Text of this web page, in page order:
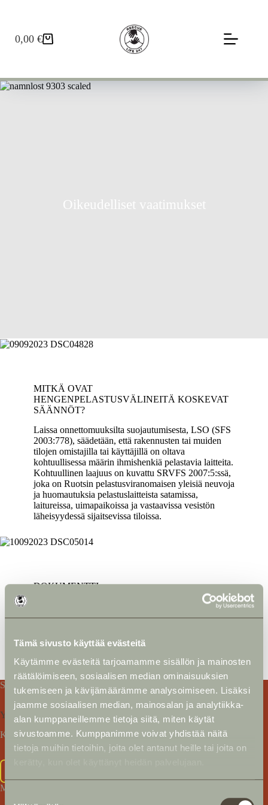
Tämä sivusto käyttää evästeitä
Käytämme evästeitä tarjoamamme sisällön ja mainosten
räätälöimiseen, sosiaalisen median ominaisuuksien
tukemiseen ja kävijämäärämme analysoimiseen. Lisäksi
jaamme sosiaalisen median, mainosalan ja analytiikka-
alan kumppaneillemme tietoja siitä, miten käytät
sivustoamme. Kumppanimme voivat yhdistää näitä
tietoja muihin tietoihin, joita olet antanut heille tai joita on
0,00 €
Oikeudelliset vaatimukset
MITKÄ OVAT
HENGENPELASTUSVÄLINEITÄ KOSKEVAT
SÄÄNNÖT?
Laissa onnettomuuksilta suojautumisesta, LSO (SFS
2003:778), säädetään, että rakennusten tai muiden
tilojen omistajilla tai käyttäjillä on oltava
kohtuullisessa määrin ihmishenkiä pelastavia laitteita.
Kohtuullinen laajuus on kuvattu SRVFS 2007:5:ssä,
joka on Ruotsin pelastusviranomaisen yleisiä neuvoja
ja huomautuksia pelastuslaitteista satamissa,
laitureissa, uimapaikoissa ja vastaavissa vesistön
läheisyydessä sijaitsevissa tiloissa.
DOKUMENTTI
Alla on koottu kaikki julkaisut ja asiakirjat, jotka
voivat olla hyödyllisiä, kun harkitset rantalaitteistosi
kysyttävää tai tarvitset apua, ota rohkeasti yhteyttä
meihin. Tarjoamme myös apua paikan päällä
tehtäviin riskianalyyseihin.
SRVFS 2007:5
YLEINEN NEUVONTA
Kansallisen pelastuslaitoksen perussäännöt
MSB